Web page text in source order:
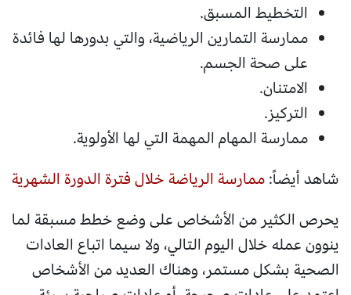
التخطيط المسبق.
ممارسة التمارين الرياضية، والتي بدورها لها فائدة
على صحة الجسم.
الامتنان.
التركيز.
ممارسة المهام المهمة التي لها الأولوية.
شاهد أيضاً:ممارسة الرياضة خلال فترة الدورة الشهرية
يحرص الكثير من الأشخاص على وضع خطط مسبقة لما
ينوون عمله خلال اليوم التالي، ولا سيما اتباع العادات
الصحية بشكل مستمر، وهناك العديد من الأشخاص